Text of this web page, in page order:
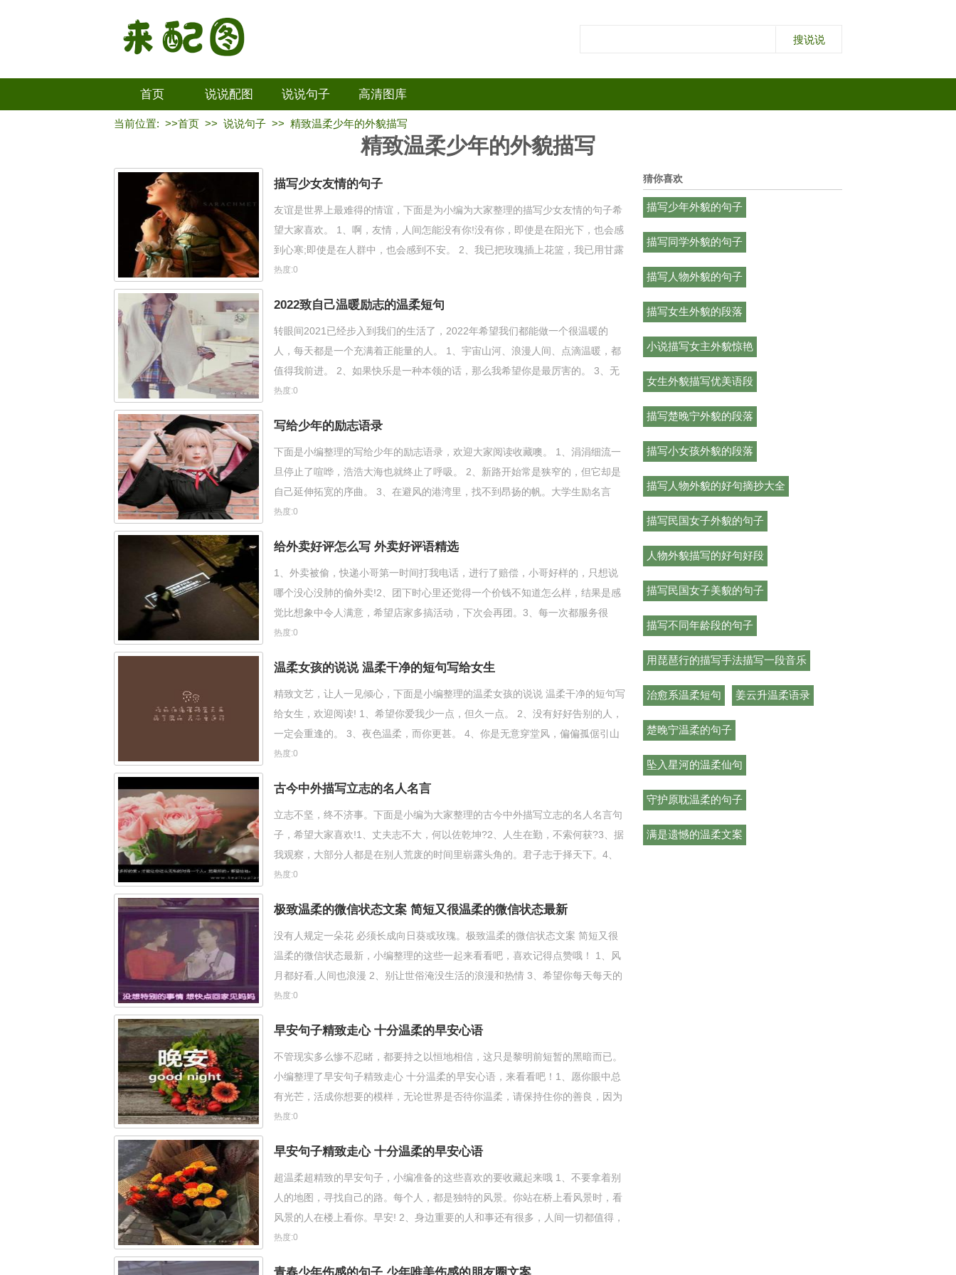
首页 说说配图 说说句子 高清图库
当前位置: >>首页 >> 说说句子 >> 精致温柔少年的外貌描写
精致温柔少年的外貌描写
描写少女友情的句子
友谊是世界上最难得的情谊，下面是为小编为大家整理的描写少女友情的句子希
望大家喜欢。 1、啊，友情，人间怎能没有你!没有你，即使是在阳光下，也会感
到心寒;即使是在人群中，也会感到不安。 2、我已把玫瑰插上花篮，我已用甘露
斟满酒盅，我衷心地祈
热度:0
2022致自己温暖励志的温柔短句
转眼间2021已经步入到我们的生活了，2022年希望我们都能做一个很温暖的
人，每天都是一个充满着正能量的人。 1、宇宙山河、浪漫人间、点滴温暖，都
值得我前进。 2、如果快乐是一种本领的话，那么我希望你是最厉害的。 3、无
需找什么借口，一无
热度:0
写给少年的励志语录
下面是小编整理的写给少年的励志语录，欢迎大家阅读收藏噢。 1、涓涓细流一
旦停止了喧哗，浩浩大海也就终止了呼吸。 2、新路开始常是狭窄的，但它却是
自己延伸拓宽的序曲。 3、在避风的港湾里，找不到昂扬的帆。大学生励名言
4、让我们将事前的忧虑
热度:0
给外卖好评怎么写 外卖好评语精选
1、外卖被偷，快递小哥第一时间打我电话，进行了赔偿，小哥好样的，只想说
哪个没心没肺的偷外卖!2、团下时心里还觉得一个价钱不知道怎么样，结果是感
觉比想象中令人满意，希望店家多搞活动，下次会再团。3、每一次都服务很
好，烧烤就是避免不了烤焦部分
热度:0
温柔女孩的说说 温柔干净的短句写给女生
精致文艺，让人一见倾心，下面是小编整理的温柔女孩的说说 温柔干净的短句写
给女生，欢迎阅读! 1、希望你爱我少一点，但久一点。 2、没有好好告别的人，
一定会重逢的。 3、夜色温柔，而你更甚。 4、你是无意穿堂风，偏偏孤倨引山
洪。 5、无法阻
热度:0
古今中外描写立志的名人名言
立志不坚，终不济事。下面是小编为大家整理的古今中外描写立志的名人名言句
子，希望大家喜欢!1、丈夫志不大，何以佐乾坤?2、人生在勤，不索何获?3、据
我观察，大部分人都是在别人荒废的时间里崭露头角的。君子志于择天下。4、
明日复明日，明日何其多
热度:0
极致温柔的微信状态文案 简短又很温柔的微信状态最新
没有人规定一朵花 必须长成向日葵或玫瑰。极致温柔的微信状态文案 简短又很
温柔的微信状态最新，小编整理的这些一起来看看吧，喜欢记得点赞哦！ 1、风
月都好看,人间也浪漫 2、别让世俗淹没生活的浪漫和热情 3、希望你每天每天的
开心 4、幸福就是
热度:0
早安句子精致走心 十分温柔的早安心语
不管现实多么惨不忍睹，都要持之以恒地相信，这只是黎明前短暂的黑暗而已。
小编整理了早安句子精致走心 十分温柔的早安心语，来看看吧！1、愿你眼中总
有光芒，活成你想要的模样，无论世界是否待你温柔，请保持住你的善良，因为
好运会与你不期而遇。早安!
热度:0
早安句子精致走心 十分温柔的早安心语
超温柔超精致的早安句子，小编准备的这些喜欢的要收藏起来哦 1、不要拿着别
人的地图，寻找自己的路。每个人，都是独特的风景。你站在桥上看风景时，看
风景的人在楼上看你。早安! 2、身边重要的人和事还有很多，人间一切都值得，
唯独不值得你去伤心难过
热度:0
猜你喜欢
描写少年外貌的句子
描写同学外貌的句子
描写人物外貌的句子
描写女生外貌的段落
小说描写女主外貌惊艳
女生外貌描写优美语段
描写楚晚宁外貌的段落
描写小女孩外貌的段落
描写人物外貌的好句摘抄大全
描写民国女子外貌的句子
人物外貌描写的好句好段
描写民国女子美貌的句子
描写不同年龄段的句子
用琵琶行的描写手法描写一段音乐
治愈系温柔短句 姜云升温柔语录
楚晚宁温柔的句子
坠入星河的温柔仙句
守护原耽温柔的句子
满是遗憾的温柔文案